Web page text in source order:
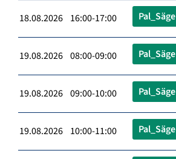
18.08.2026 16:00-17:00 Pal_Säge
19.08.2026 08:00-09:00 Pal_Säge
19.08.2026 09:00-10:00 Pal_Säge
19.08.2026 10:00-11:00 Pal_Säge